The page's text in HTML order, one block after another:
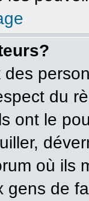
du
ont le
où ils
gens de